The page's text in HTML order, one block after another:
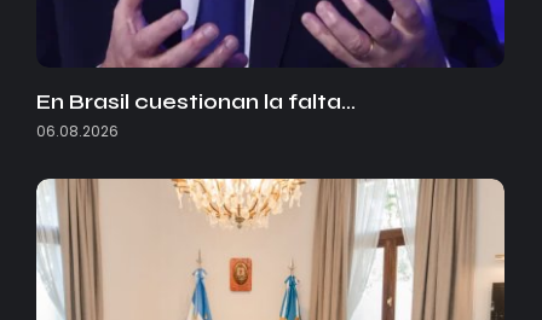
En Brasil cuestionan la falta…
06.08.2026